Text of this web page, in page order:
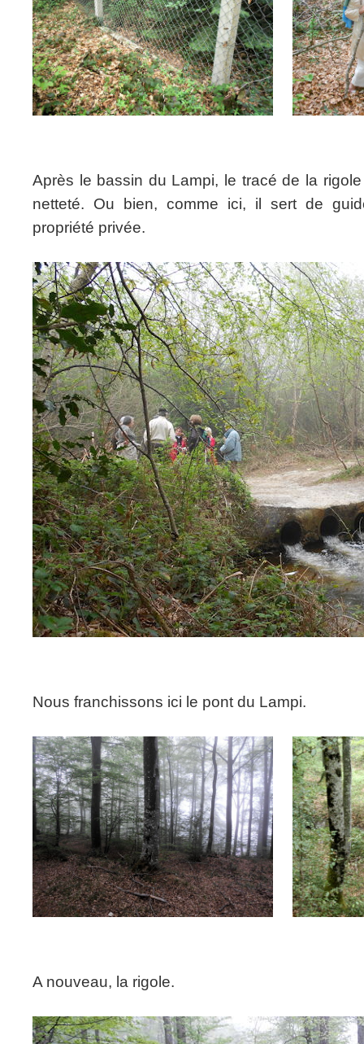
Après le bassin du Lampi, le tracé de la
netteté. Ou bien, comme ici, il sert de
propriété privée.
Nous franchissons ici le pont du Lampi.
A nouveau, la rigole.